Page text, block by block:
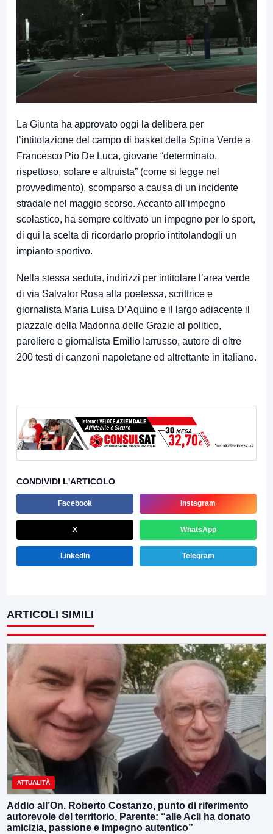
La Giunta ha approvato oggi la delibera per
l’intitolazione del campo di basket della Spina Verde a
Francesco Pio De Luca, giovane “determinato,
rispettoso, solare e altruista” (come si legge nel
provvedimento), scomparso a causa di un incidente
stradale nel maggio scorso. Accanto all’impegno
scolastico, ha sempre coltivato un impegno per lo sport,
di qui la scelta di ricordarlo proprio intitolandogli un
impianto sportivo.
Nella stessa seduta, indirizzi per intitolare l’area verde
di via Salvator Rosa alla poetessa, scrittrice e
giornalista Maria Luisa D’Aquino e il largo adiacente il
piazzale della Madonna delle Grazie al politico,
paroliere e giornalista Emilio Iarrusso, autore di oltre
200 testi di canzoni napoletane ed altrettante in italiano.
CONDIVIDI L'ARTICOLO
Facebook Instagram
X WhatsApp
LinkedIn Telegram
ARTICOLI SIMILI
ATTUALITÀ
Addio all’On. Roberto Costanzo, punto di riferimento
autorevole del territorio, Parente: “alle Acli ha donato
amicizia, passione e impegno autentico”